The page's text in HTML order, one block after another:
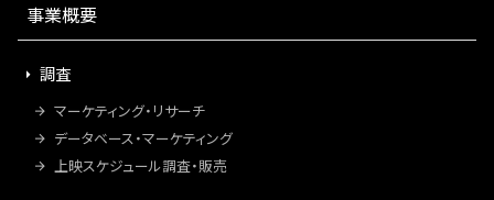
事業概要
調査
マーケティング・リサーチ
データベース・マーケティング
上映スケジュール調査・販売